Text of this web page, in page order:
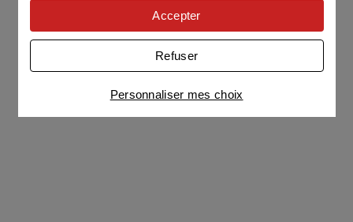
nous servons de cookies pour adapter nos
contenus et personnaliser nos offres
Univers publicitaire: nous utilisons avec
nos partenaires des cookies pour afficher des
publicités personnalisées
Connaître notre politique cookies et la liste de nos
partenaires
Personnaliser mes choix
Refuser
Accepter